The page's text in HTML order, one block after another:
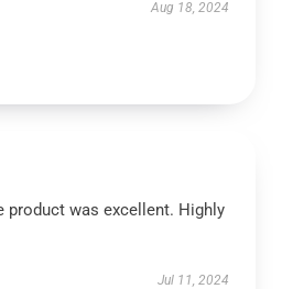
Aug 18, 2024
product was excellent. Highly
Jul 11, 2024